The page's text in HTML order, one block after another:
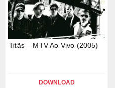
Titãs – MTV Ao Vivo (2005)
DOWNLOAD